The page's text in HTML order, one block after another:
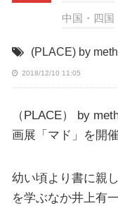
中国・四国
(PLACE) by
2018/12/10 11:05
（PLACE） by
画展「マド」を開
幼い頃より書に親
を学ぶなか井上有